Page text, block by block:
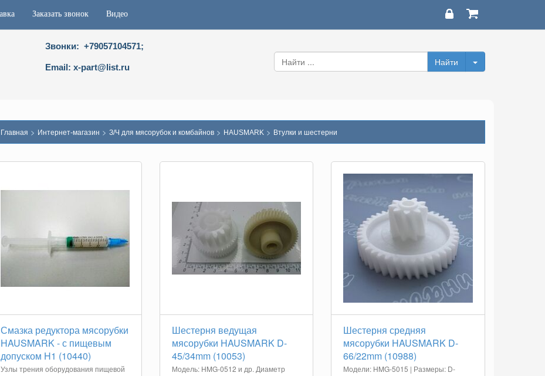
Заказать звонок Видео
Звонки: +79057104571;
Email: x-part@list.ru
Главная > Интернет-магазин > З/Ч для мясорубок и комбайнов> HAUSMARK> Втулки и шестерни
Смазка редуктора мясорубки
HAUSMARK - с пищевым
допуском H1 (10440)
Узлы трения оборудования пищевой
Шестерня ведущая
мясорубки HAUSMARK D-
45/34mm (10053)
Модель: HMG-0512 и др. Диаметр
Шестерня средняя
мясорубки HAUSMARK D-
66/22mm (10988)
Модели: HMG-5015 | Размеры: D-